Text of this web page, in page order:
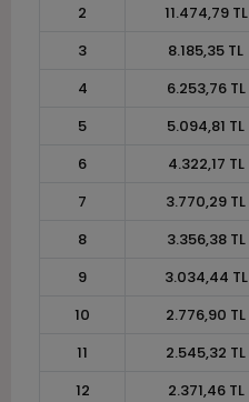
2
11.474,79 TL
3
8.185,35 TL
4
6.253,76 TL
5
5.094,81 TL
6
4.322,17 TL
7
3.770,29 TL
8
3.356,38 TL
9
3.034,44 TL
10
2.776,90 TL
11
2.545,32 TL
12
2.371,46 TL